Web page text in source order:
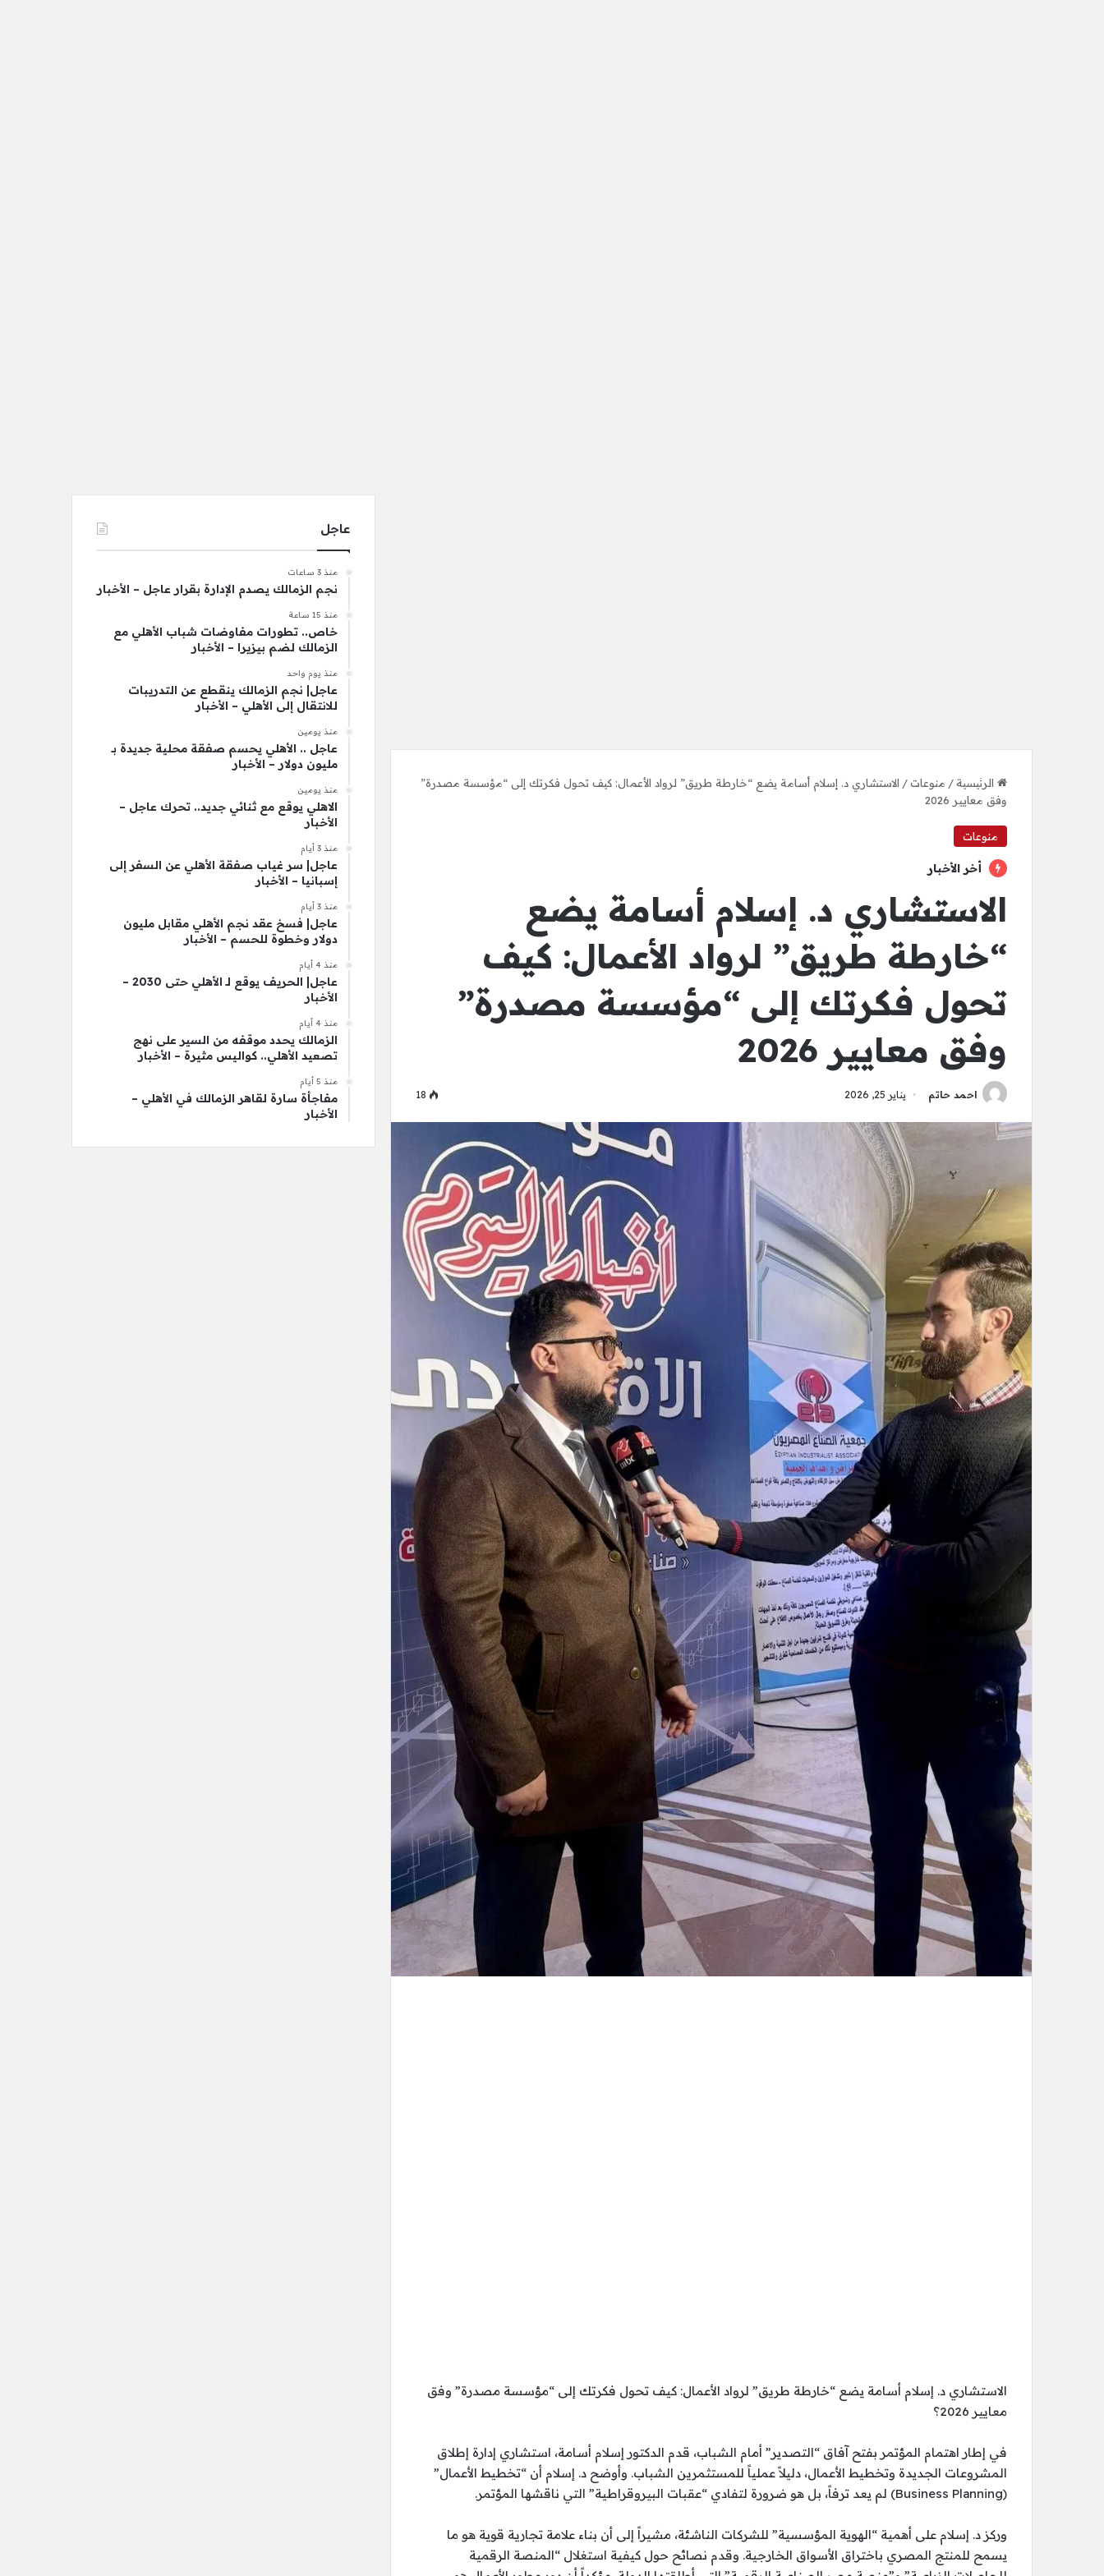
الرئيسية/ منوعات/ الاستشاري د. إسلام أسامة يضع “خارطة طريق” لرواد الأعمال: كيف تحول فكرتك إلى “مؤسسة مصدرة”
وفق معايير 2026
منوعات
أخر الأخبار
الاستشاري د. إسلام أسامة يضع
“خارطة طريق” لرواد الأعمال: كيف
تحول فكرتك إلى “مؤسسة مصدرة”
وفق معايير 2026
احمد حاتم يناير 25, 2026 18
الاستشاري د. إسلام أسامة يضع “خارطة طريق” لرواد الأعمال: كيف تحول فكرتك إلى “مؤسسة مصدرة” وفق
معايير 2026؟
في إطار اهتمام المؤتمر بفتح آفاق “التصدير” أمام الشباب، قدم الدكتور إسلام أسامة، استشاري إدارة إطلاق
المشروعات الجديدة وتخطيط الأعمال، دليلاً عملياً للمستثمرين الشباب. وأوضح د. إسلام أن “تخطيط الأعمال”
(Business Planning) لم يعد ترفاً، بل هو ضرورة لتفادي “عقبات البيروقراطية” التي ناقشها المؤتمر.
وركز د. إسلام على أهمية “الهوية المؤسسية” للشركات الناشئة، مشيراً إلى أن بناء علامة تجارية قوية هو ما
يسمح للمنتج المصري باختراق الأسواق الخارجية. وقدم نصائح حول كيفية استغلال “المنصة الرقمية
عاجل
منذ 3 ساعات
نجم الزمالك يصدم الإدارة بقرار عاجل – الأخبار
منذ 15 ساعة
خاص.. تطورات مفاوضات شباب الأهلي مع
الزمالك لضم بيزيرا – الأخبار
منذ يوم واحد
عاجل| نجم الزمالك ينقطع عن التدريبات
للانتقال إلى الأهلي – الأخبار
منذ يومين
عاجل .. الأهلي يحسم صفقة محلية جديدة بـ
مليون دولار – الأخبار
منذ يومين
الاهلي يوقع مع ثنائي جديد.. تحرك عاجل –
الأخبار
منذ 3 أيام
عاجل| سر غياب صفقة الأهلي عن السفر إلى
إسبانيا – الأخبار
منذ 3 أيام
عاجل| فسخ عقد نجم الأهلي مقابل مليون
دولار وخطوة للحسم – الأخبار
منذ 4 أيام
عاجل| الحريف يوقع لـ الأهلي حتى 2030 –
الأخبار
منذ 4 أيام
الزمالك يحدد موقفه من السير على نهج
تصعيد الأهلي.. كواليس مثيرة – الأخبار
منذ 5 أيام
مفاجأة سارة لقاهر الزمالك في الأهلي –
الأخبار